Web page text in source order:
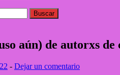
aún) de autorxs
- Dejar un comentario